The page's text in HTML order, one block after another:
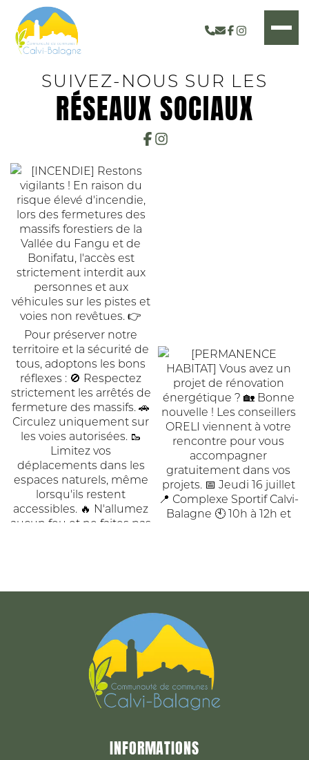
ACCUEIL
COMMUNAUTÉDE
MISSIONS&
ACTIONS
ACTUALITÉS
SUIVEZ-NOUS SUR LES
RÉSEAUX SOCIAUX
INFORMATIONS